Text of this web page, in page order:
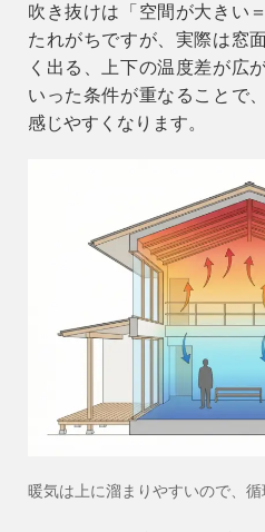
吹き抜けは「空間が大きい
たれがちですが、実際は窓
く出る
上下の温度差が広
いった条件が重なることで
感じやすくなります。
暖気は上に溜まりやすいので、循